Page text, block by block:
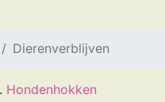
Dierenverblijven
Hondenhokken